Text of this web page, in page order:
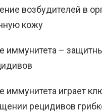
возбудителей в
кожу
иммунитета –
иммунитета играет
рецидивов